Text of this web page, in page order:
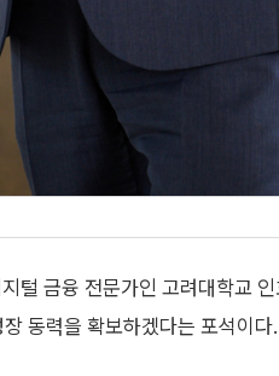
털 금융 전문가인 고려대학교
동력을 확보하겠다는 포석이다.